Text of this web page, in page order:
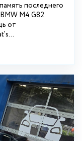
последнего
М4 G82.
от